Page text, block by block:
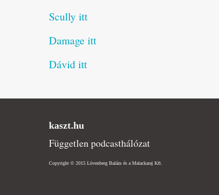
Scully itt
Damage itt
Dávid itt
kaszt.hu
Független podcasthálózat
Copyright © 2015 Lövenberg Balázs és a Malackaraj Kft.